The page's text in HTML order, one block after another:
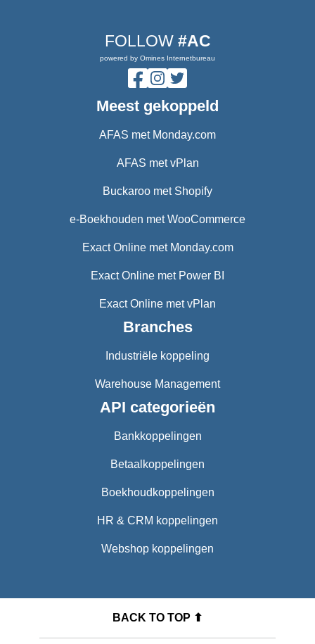
FOLLOW #AC
powered by Omines Internetbureau
Meest gekoppeld
AFAS met Monday.com
AFAS met vPlan
Buckaroo met Shopify
e-Boekhouden met WooCommerce
Exact Online met Monday.com
Exact Online met Power BI
Exact Online met vPlan
Branches
Industriële koppeling
Warehouse Management
API categorieën
Bankkoppelingen
Betaalkoppelingen
Boekhoudkoppelingen
HR & CRM koppelingen
Webshop koppelingen
BACK TO TOP ⬆